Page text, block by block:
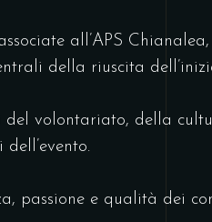
all’APS
della riuscita
volontariato, della
passione e qualità dei